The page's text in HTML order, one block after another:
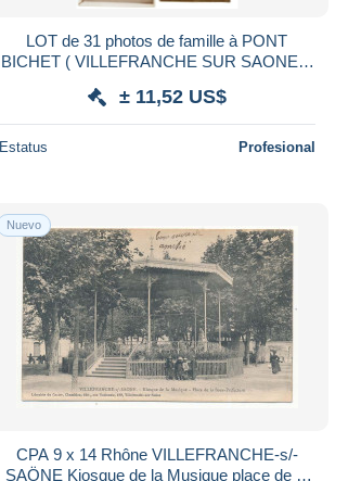
LOT de 31 photos de famille à PONT
BICHET ( VILLEFRANCHE SUR SAONE )(
± 11,52 US$
Estatus Profesional
Nuevo
CPA 9 x 14 Rhône VILLEFRANCHE-s/-
SAÖNE Kiosque de la Musique place de la